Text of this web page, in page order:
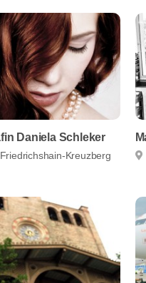
Daniela Schleker
Kreuzberg